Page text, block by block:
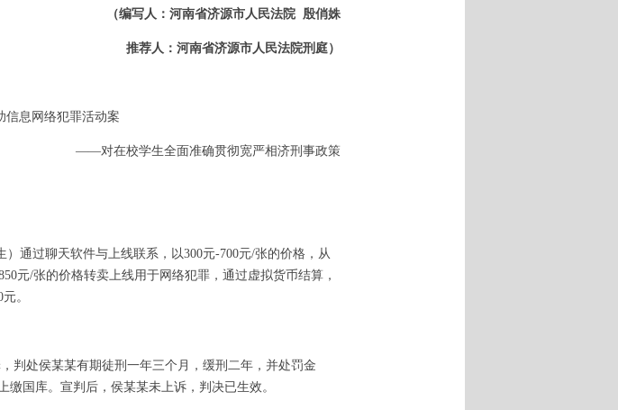
（编写人：河南省济源市人民法院 殷俏姝
推荐人：河南省济源市人民法院刑庭）
信息网络犯罪活动案
——对在校学生全面准确贯彻宽严相济刑事政策
通过聊天软件与上线联系，以300元-700元/张的价格，从
元/张的价格转卖上线用于网络犯罪，通过虚拟货币结算，
。
判处侯某某有期徒刑一年三个月，缓刑二年，并处罚金
缴国库。宣判后 ，侯某某未上诉，判决已生效。